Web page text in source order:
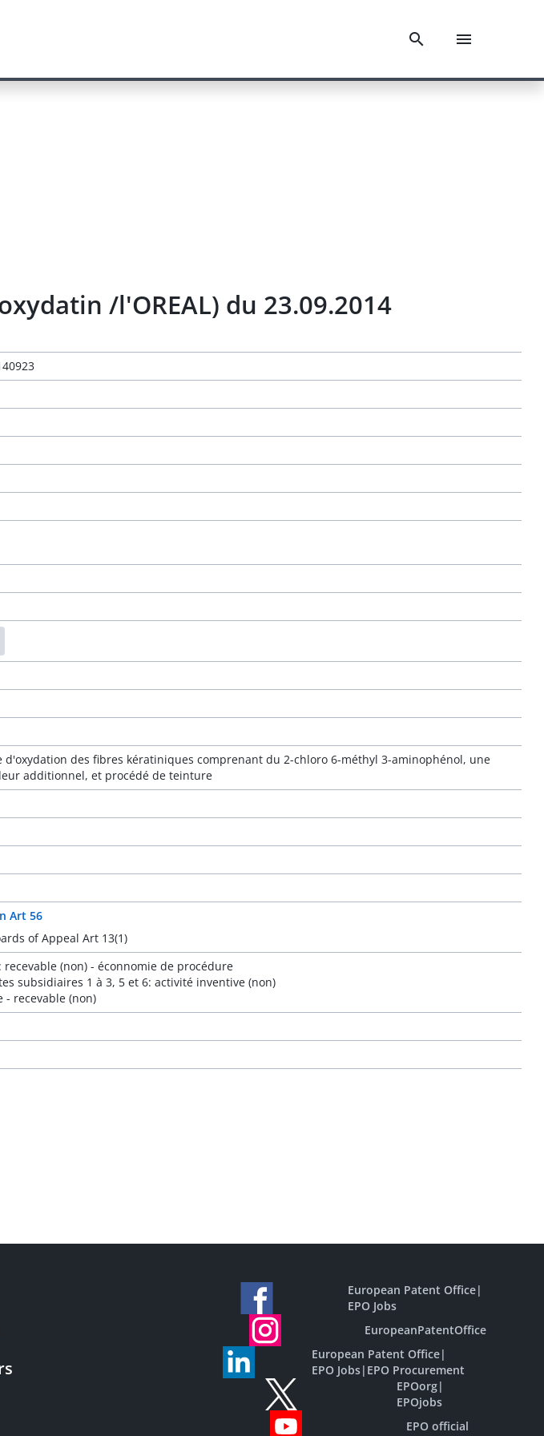
/l'OREAL) du 23.09.2014
des fibres kératiniques comprenant du 2-chloro 6-méthyl 3-aminophénol, une
additionnel, et procédé de teinture
Art 56
of Appeal Art 13(1)
(non) - éconnomie de procédure
subsidiaires 1 à 3, 5 et 6: activité inventive (non)
recevable (non)
European Patent Office|
EPO Jobs
EuropeanPatentOffice
European Patent Office|
EPO Jobs| EPO Procurement
EPOorg|
EPOjobs
EPO official